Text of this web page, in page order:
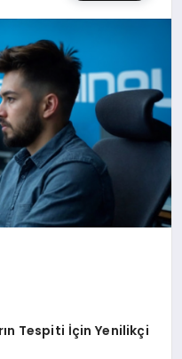
Tespiti İçin Yenilikçi